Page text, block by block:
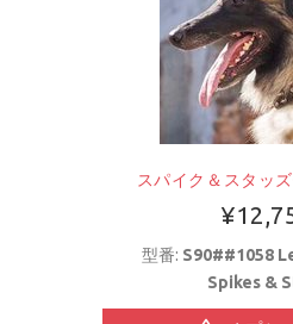
スパイク＆スタッ
型番: S90##1058
Spikes &